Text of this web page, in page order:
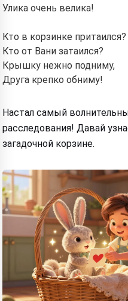
Улика очень велика!
Кто в корзинке притаился?
Кто от Вани затаился?
Крышку нежно подниму,
Друга крепко обниму!
Настал самый
расследования! Давай
загадочной корзине.